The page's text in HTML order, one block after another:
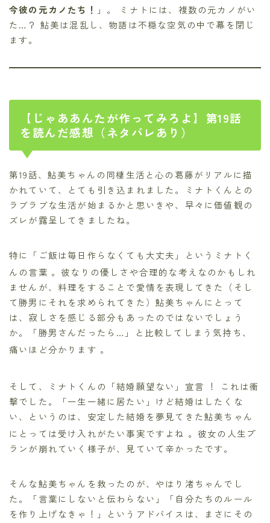
今彼の元カノたち！ 」。 ミナトには、複数の元カノがい
た…？ 鮎美は混乱し、物語は不穏な空気の中で幕を閉じ
ます。
【じゃああんたが作ってみろよ】第19話
を読んだ感想（ネタバレあり）
第19話、鮎美ちゃんの同棲生活と心の葛藤がリアルに描
かれていて、とても引き込まれました。ミナトくんとの
ラブラブな生活が始まるかと思いきや、早々に価値観の
ズレが露呈してきましたね。
特に「ご飯は毎日作らなくても大丈夫」というミナトく
んの言葉 。彼なりの優しさや合理的な考えなのかもしれ
ませんが、料理をすることで愛情を表現してきた（そし
て勝男にそれを求められてきた）鮎美ちゃんにとって
は、寂しさを感じる部分もあったのではないでしょう
か。「勝男さんだったら…」と比較してしまう気持ち、
痛いほど分かります 。
そして、ミナトくんの「結婚願望ない」宣言
！ これは衝
撃でした。「一生一緒に居たい」けど結婚はしたくな
い、というのは、安定した結婚を夢見てきた鮎美ちゃん
にとっては受け入れがたい事実ですよね 。彼女の人生プ
ランが崩れていく様子が、見ていて辛かったです。
そんな鮎美ちゃんを救ったのが、やはり渚ちゃんでし
た。「言葉にしないと伝わらない」「自分たちのルール
を作り上げなきゃ！」というアドバイスは、まさにその